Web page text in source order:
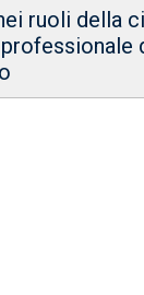
ruoli della